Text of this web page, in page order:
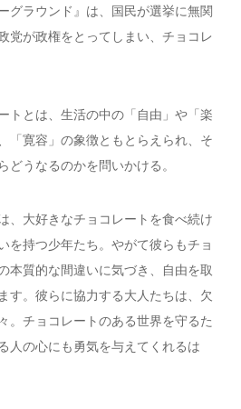
グラウンド』は、国民が選挙に無関
党が政権をとってしまい、チョコレ
トとは、生活の中の「自由」や「楽
「寛容」の象徴ともとらえられ、そ
うなるのかを問いかける。
、大好きなチョコレートを食べ続け
を持つ少年たち。やがて彼らもチョ
本質的な間違いに気づき、自由を取
す。彼らに協力する大人たちは、欠
。チョコレートのある世界を守るた
人の心にも勇気を与えてくれるは